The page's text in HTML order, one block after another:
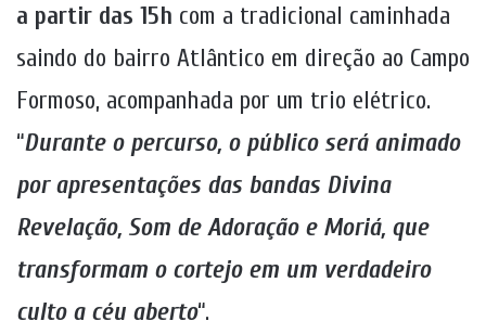
a partir das 15h com a tradicional caminhada
saindo do bairro Atlântico em direção ao Campo
Formoso, acompanhada por um trio elétrico.
“Durante o percurso, o público será animado
por apresentações das bandas Divina
Revelação, Som de Adoração e Moriá, que
transformam o cortejo em um verdadeiro
culto a céu aberto“.